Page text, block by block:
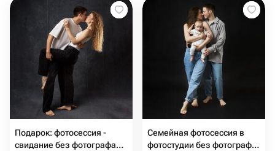
Подарок: фотосессия -
свидание без фотографа
Семейная фотосессия в
фотостудии без фотографа